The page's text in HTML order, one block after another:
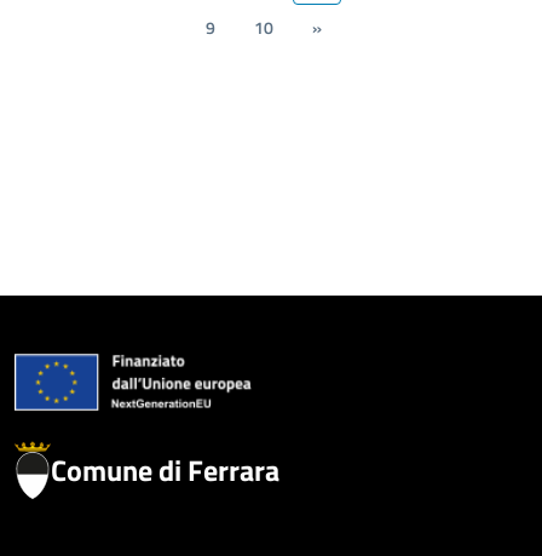
9
10 »
Comune di Ferrara